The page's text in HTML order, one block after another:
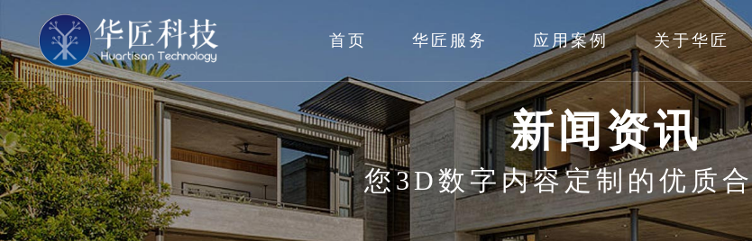
首页 华匠服务 应用案例 关于华匠
新闻资讯
您3D数字内容定制的优质